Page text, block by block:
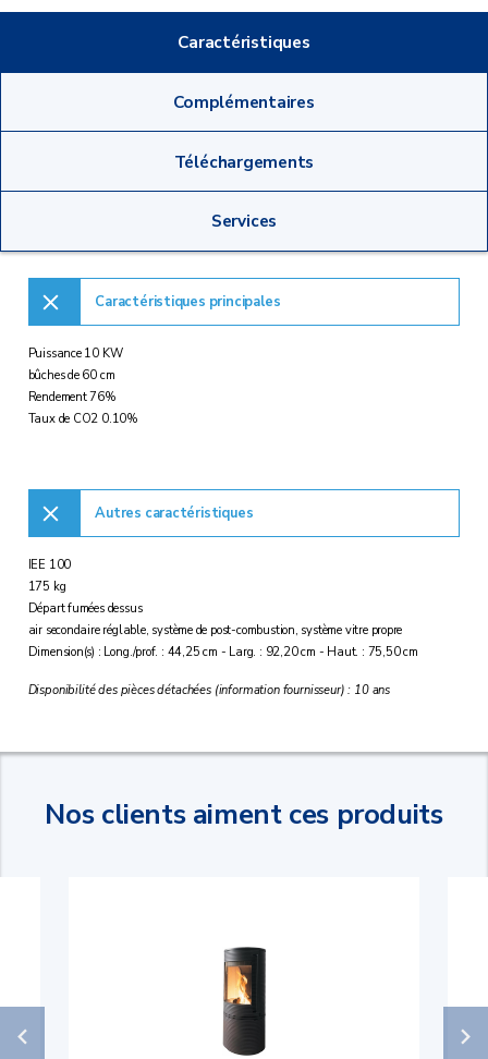
Caractéristiques
Complémentaires
Téléchargements
Services
Caractéristiques principales
Puissance 10 KW
bûches de 60 cm
Rendement 76%
Taux de CO2 0.10%
Autres caractéristiques
IEE 100
175 kg
Départ fumées dessus
air secondaire réglable, système de post-combustion, système vitre propre
Dimension(s) : Long./prof. : 44,25 cm - Larg. : 92,20 cm - Haut. : 75,50 cm
Disponibilité des pièces détachées (information fournisseur) : 10 ans
Nos clients aiment ces produits